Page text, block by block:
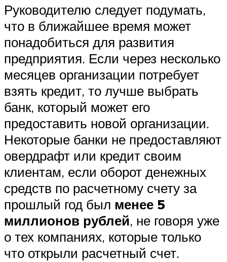
Руководителю следует подумать,
что в ближайшее время может
понадобиться для развития
предприятия. Если через несколько
месяцев организации потребует
взять кредит, то лучше выбрать
банк, который может его
предоставить новой организации.
Некоторые банки не предоставляют
овердрафт или кредит своим
клиентам, если оборот денежных
средств по расчетному счету за
прошлый год был менее 5
миллионов рублей, не говоря уже
о тех компаниях, которые только
что открыли расчетный счет.